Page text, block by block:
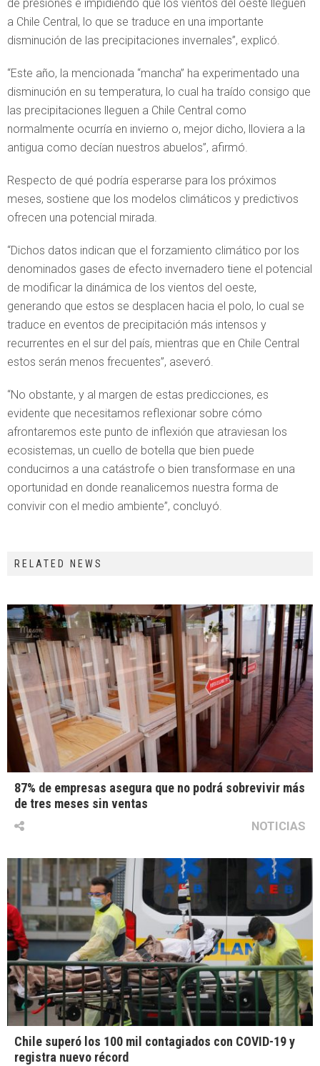
de presiones e impidiendo que los vientos del oeste lleguen
a Chile Central, lo que se traduce en una importante
disminución de las precipitaciones invernales”, explicó.
“Este año, la mencionada “mancha” ha experimentado una
disminución en su temperatura, lo cual ha traído consigo que
las precipitaciones lleguen a Chile Central como
normalmente ocurría en invierno o, mejor dicho, lloviera a la
antigua como decían nuestros abuelos”, afirmó.
Respecto de qué podría esperarse para los próximos
meses, sostiene que los modelos climáticos y predictivos
ofrecen una potencial mirada.
“Dichos datos indican que el forzamiento climático por los
denominados gases de efecto invernadero tiene el potencial
de modificar la dinámica de los vientos del oeste,
generando que estos se desplacen hacia el polo, lo cual se
traduce en eventos de precipitación más intensos y
recurrentes en el sur del país, mientras que en Chile Central
estos serán menos frecuentes”, aseveró.
“No obstante, y al margen de estas predicciones, es
evidente que necesitamos reflexionar sobre cómo
afrontaremos este punto de inflexión que atraviesan los
ecosistemas, un cuello de botella que bien puede
conducirnos a una catástrofe o bien transformase en una
oportunidad en donde reanalicemos nuestra forma de
convivir con el medio ambiente”, concluyó.
RELATED NEWS
87% de empresas asegura que no podrá sobrevivir más
de tres meses sin ventas
NOTICIAS
Chile superó los 100 mil contagiados con COVID-19 y
registra nuevo récord